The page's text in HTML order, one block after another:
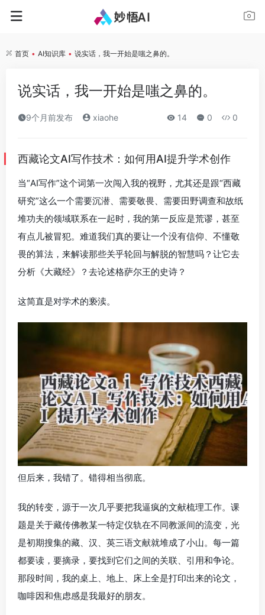
首页 • AI知识库 • 说实话，我一开始是嗤之鼻的。
说实话，我一开始是嗤之鼻的。
9个月前发布 xiaohe 14 0 0
西藏论文AI写作技术：如何用AI提升学术创作
当“AI写作”这个词第一次闯入我的视野，尤其还是跟“西藏
研究”这么一个需要沉潜、需要敬畏、需要田野调查和故纸
堆功夫的领域联系在一起时，我的第一反应是荒谬，甚至
有点儿被冒犯。难道我们真的要让一个没有信仰、不懂敬
畏的算法，来解读那些关乎轮回与解脱的智慧吗？让它去
分析《大藏经》？去论述格萨尔王的史诗？
这简直是对学术的亵渎。
但后来，我错了。错得相当彻底。
我的转变，源于一次几乎要把我逼疯的文献梳理工作。课
题是关于藏传佛教某一特定仪轨在不同教派间的流变，光
是初期搜集的藏、汉、英三语文献就堆成了小山。每一篇
都要读，要摘录，要找到它们之间的关联、引用和争论。
那段时间，我的桌上、地上、床上全是打印出来的论文，
咖啡因和焦虑感是我最好的朋友。